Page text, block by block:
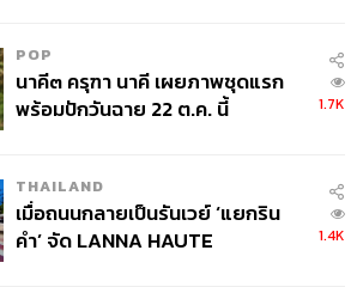
กสถานการณ์ทางเศรษฐกิจบ่งชี้ว่า
รณ์ที่เกิดขึ้นภายหลังการปรับลดอัตรา
ดอัตราดอกเบี้ยของ Fed, ECB และ
นนี้ แต่หากเทียบจากสถานการณ์ทาง
วมไปถึงการส่งสัญญาณของธนาคาร
วไป พบว่า Fed มีศักยภาพในการตรึง
POP
นาคี๓ ครุฑา นาคี เผยภาพชุดแรก
พร้อมปักวันฉาย 22 ต.ค. นี้
1.7K
THAILAND
เมื่อถนนกลายเป็นรันเวย์ ‘แยกริน
คำ’ จัด LANNA HAUTE
1.4K